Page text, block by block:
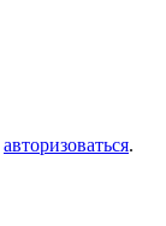
авторизоваться.